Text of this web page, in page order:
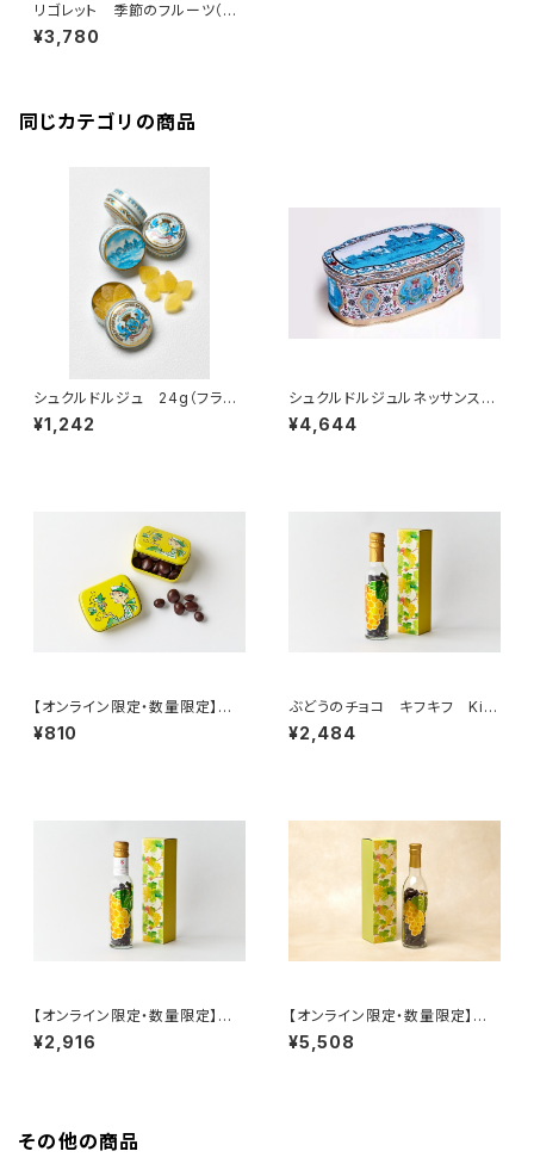
リゴレット 季節のフルーツ（エ
テ） 20個入（フランス・ナント）
¥3,780
同じカテゴリの商品
シュクルドルジュ 24g（フラン
ス・モレ）
¥1,242
シュクルドルジュルネッサンス
160g（フランス・モレ）
¥4,644
【オンライン限定・数量限定】ぶ
どうのチョコ キフキフ ミニ缶
（ジュランソン）
¥810
ぶどうのチョコ キフキフ Kif-
Kif スリムボトル 95g
¥2,484
【オンライン限定・数量限定】ぶ
どうのチョコ キフキフ Kif-Ki
f ヴィンテージ 95g
¥2,916
【オンライン限定・数量限定】ぶ
どうのチョコ キフキフ Kif-Ki
f ヴィンテージ 240g
¥5,508
その他の商品